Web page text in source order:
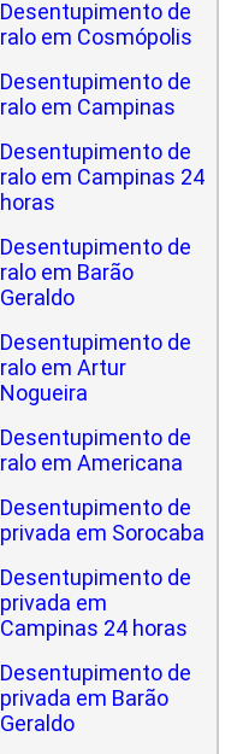
Desentupimento de
ralo em Cosmópolis
Desentupimento de
ralo em Campinas
Desentupimento de
ralo em Campinas 24
horas
Desentupimento de
ralo em Barão
Geraldo
Desentupimento de
ralo em Artur
Nogueira
Desentupimento de
ralo em Americana
Desentupimento de
privada em Sorocaba
Desentupimento de
privada em
Campinas 24 horas
Desentupimento de
privada em Barão
Geraldo